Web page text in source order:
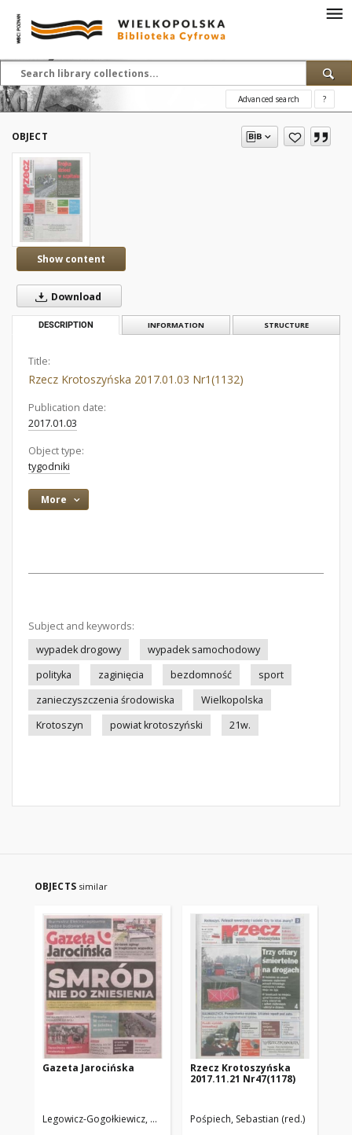
Advanced search ?
OBJECT
Show content
Download
DESCRIPTION INFORMATION STRUCTURE
Title:
Rzecz Krotoszyńska 2017.01.03 Nr1(1132)
Publication date:
2017.01.03
Object type:
tygodniki
More
Subject and keywords:
wypadek drogowy
wypadek samochodowy
polityka
zaginięcia bezdomność
sport
zanieczyszczenia środowiska
Wielkopolska
Krotoszyn
powiat krotoszyński 21w.
OBJECTS similar
Gazeta Jarocińska
Legowicz-Gogołkiewicz, Anna. Red.
Rzecz Krotoszyńska
2017.11.21 Nr47(1178)
Pośpiech, Sebastian (red.)